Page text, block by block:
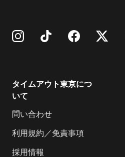
タイムアウト東京につ
いて
問い合わせ
利用規約／免責事項
採用情報